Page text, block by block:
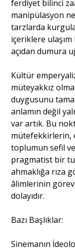
ferdiyet bilinci
manipülasyon
tarzlarda
içeriklere ulaşım
açıdan dumura
Kültür
müteyakkız
duygusunu
anlamın değil
var artık. Bu
mütefekkirlerin,
toplumun sefil
pragmatist bir
ahmaklığa rıza
âlimlerinin
dolayıdır.
Bazı Başlıklar:
Sinemanın